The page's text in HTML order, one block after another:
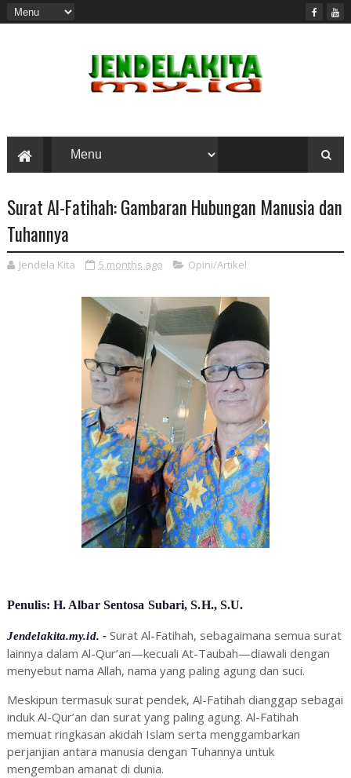
Surat Al-Fatihah: Gambaran Hubungan Manusia dan
Tuhannya
Jendela Kita 5 months ago Opini/Artikel
Penulis: H. Albar Sentosa Subari, S.H., S.U.
Jendelakita.my.id. - Surat Al-Fatihah, sebagaimana semua surat
lainnya dalam Al-Qur’an—kecuali At-Taubah—diawali dengan
menyebut nama Allah, nama yang paling agung dan suci.
Meskipun termasuk surat pendek, Al-Fatihah dianggap sebagai
induk Al-Qur’an dan surat yang paling agung. Al-Fatihah
memuat ringkasan akidah Islam serta menggambarkan
perjanjian antara manusia dengan Tuhannya untuk
mengemban amanat di dunia.